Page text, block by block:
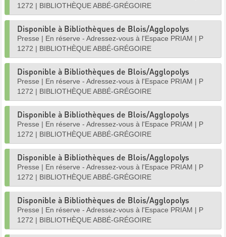
1272 | BIBLIOTHÈQUE ABBÉ-GRÉGOIRE
Disponible à Bibliothèques de Blois/Agglopolys
Presse | En réserve - Adressez-vous à l'Espace PRIAM | P
1272 | BIBLIOTHÈQUE ABBÉ-GRÉGOIRE
Disponible à Bibliothèques de Blois/Agglopolys
Presse | En réserve - Adressez-vous à l'Espace PRIAM | P
1272 | BIBLIOTHÈQUE ABBÉ-GRÉGOIRE
Disponible à Bibliothèques de Blois/Agglopolys
Presse | En réserve - Adressez-vous à l'Espace PRIAM | P
1272 | BIBLIOTHÈQUE ABBÉ-GRÉGOIRE
Disponible à Bibliothèques de Blois/Agglopolys
Presse | En réserve - Adressez-vous à l'Espace PRIAM | P
1272 | BIBLIOTHÈQUE ABBÉ-GRÉGOIRE
Disponible à Bibliothèques de Blois/Agglopolys
Presse | En réserve - Adressez-vous à l'Espace PRIAM | P
1272 | BIBLIOTHÈQUE ABBÉ-GRÉGOIRE